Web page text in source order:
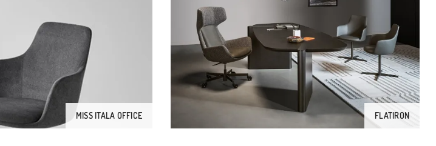
MISS ITALA OFFICE FLATIRON